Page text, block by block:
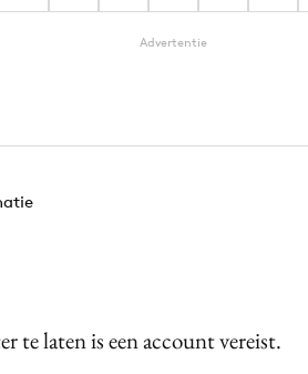
Advertentie
te laten is een account vereist.